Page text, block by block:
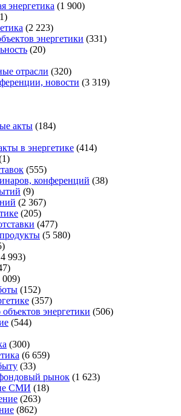
энергетика (1 900)
(2 223)
энергетики (331)
(20)
отрасли (320)
новости (3 319)
акты (184)
в энергетике (414)
(555)
конференций (38)
(9)
(2 367)
(205)
(477)
(5 580)
993)
009)
(152)
(357)
энергетики (506)
(544)
(300)
(6 659)
(33)
рынок (1 623)
СМИ (18)
(263)
(862)